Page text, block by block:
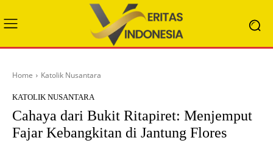
Home Katolik Nusantara
KATOLIK NUSANTARA
Cahaya dari Bukit Ritapiret: Menjemput
Fajar Kebangkitan di Jantung Flores